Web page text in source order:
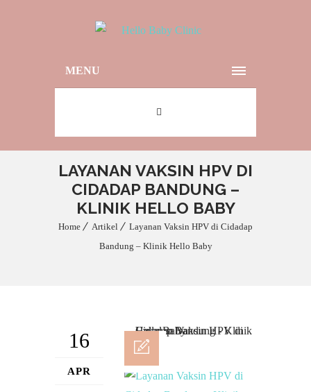
MENU
LAYANAN VAKSIN HPV DI
CIDADAP BANDUNG –
KLINIK HELLO BABY
Home Artikel
Layanan Vaksin HPV di Cidadap
Bandung – Klinik Hello Baby
16
APR